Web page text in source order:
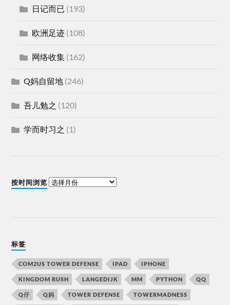
日记而已 (193)
欧洲足迹 (108)
网络收集 (162)
Q妈自留地 (246)
吾儿勉之 (120)
学而时习之 (1)
按时间浏览
标签
COM2US TOWER DEFENSE IPAD IPHONE
KINGDOM RUSH LANGEDIJK MM PYTHON QQ
Q仔 Q妈 TOWER DEFENSE TOWERMADNESS